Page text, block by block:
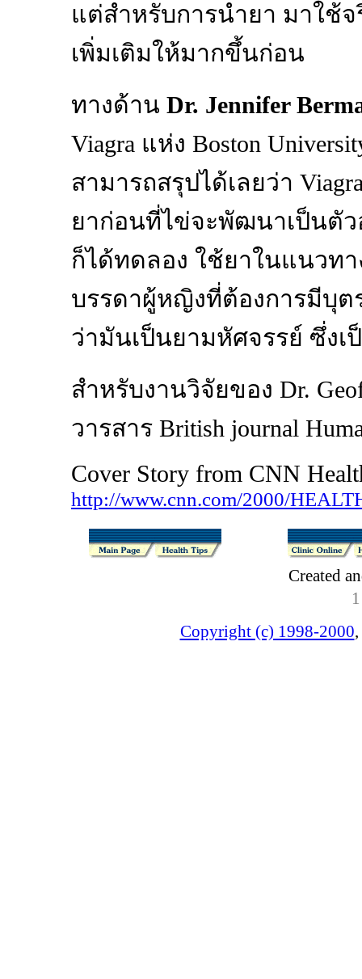
แต่สำหรับการนำยา มาใช้
เพิ่มเติมให้มากขึ้นก่อน
ทางด้าน Dr. Jennifer
Viagra แห่ง Boston
สามารถสรุปได้เลยว่า
ยาก่อนที่ไข่จะพัฒนาเป็นตัว
ก็ได้ทดลอง ใช้ยาในแนวท
บรรดาผู้หญิงที่ต้องการมีบุต
ว่ามันเป็นยามหัศจรรย์ ซึ่งเ
สำหรับงานวิจัยของ Dr.
วารสาร British journal
Cover Story from CNN
http://www.cnn.com/2000/
Created
Copyright (c) 1998-2000,